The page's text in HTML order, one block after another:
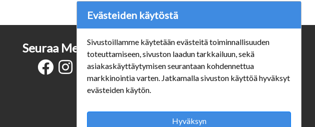
Verkkokauppa
#Yhteiskuntavastuu
#porvoonsithlord
Mannerheiminkatu 10 Aukioloajat:
Seuraa Meitä
Evästeiden käytöstä
Sivustoillamme käytetään evästeitä toiminnallisuuden
toteuttamiseen, sivuston laadun tarkkailuun, sekä
asiakaskäyttäytymisen seurantaan kohdennettua
markkinointia varten. Jatkamalla sivuston käyttöä hyväksyt
evästeiden käytön.
Hyväksyn